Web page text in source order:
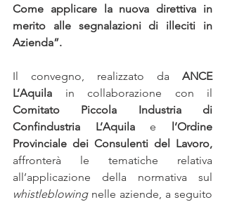
Come applicare la nuova direttiva in
merito alle segnalazioni di illeciti in
Azienda”.
Il convegno, realizzato da ANCE
L’Aquila
Comitato Piccola Industria di
Confindustria L’Aquila e
l’Ordine
affronterà le tematiche relativa
whistleblowing nelle aziende, a seguito